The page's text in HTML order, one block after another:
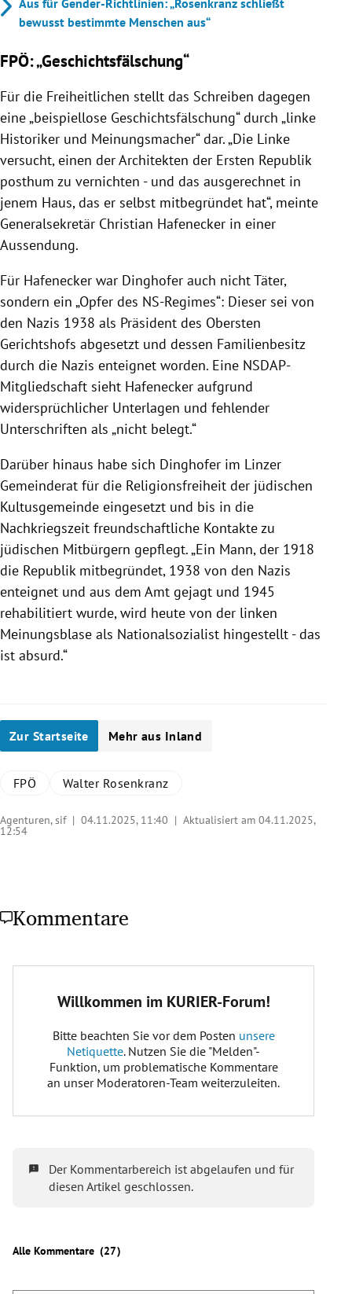
bewusst bestimmte Menschen aus“
FPÖ: „Geschichtsfälschung“
Für die Freiheitlichen stellt das Schreiben dagegen
eine „beispiellose Geschichtsfälschung“ durch „linke
Historiker und Meinungsmacher“ dar. „Die Linke
versucht, einen der Architekten der Ersten Republik
posthum zu vernichten - und das ausgerechnet in
jenem Haus, das er selbst mitbegründet hat“, meinte
Generalsekretär Christian Hafenecker in einer
Aussendung.
Für Hafenecker war Dinghofer auch nicht Täter,
sondern ein „Opfer des NS-Regimes“: Dieser sei von
den Nazis 1938 als Präsident des Obersten
Gerichtshofs abgesetzt und dessen Familienbesitz
durch die Nazis enteignet worden. Eine NSDAP-
Mitgliedschaft sieht Hafenecker aufgrund
widersprüchlicher Unterlagen und fehlender
Unterschriften als „nicht belegt.“
Darüber hinaus habe sich Dinghofer im Linzer
Gemeinderat für die Religionsfreiheit der jüdischen
Kultusgemeinde eingesetzt und bis in die
Nachkriegszeit freundschaftliche Kontakte zu
jüdischen Mitbürgern gepflegt. „Ein Mann, der 1918
die Republik mitbegründet, 1938 von den Nazis
enteignet und aus dem Amt gejagt und 1945
rehabilitiert wurde, wird heute von der linken
Meinungsblase als Nationalsozialist hingestellt - das
ist absurd.“
Zur Startseite Mehr aus Inland
FPÖ Walter Rosenkranz
Agenturen, sif | 04.11.2025, 11:40 | Aktualisiert am 04.11.2025,
12:54
Kommentare